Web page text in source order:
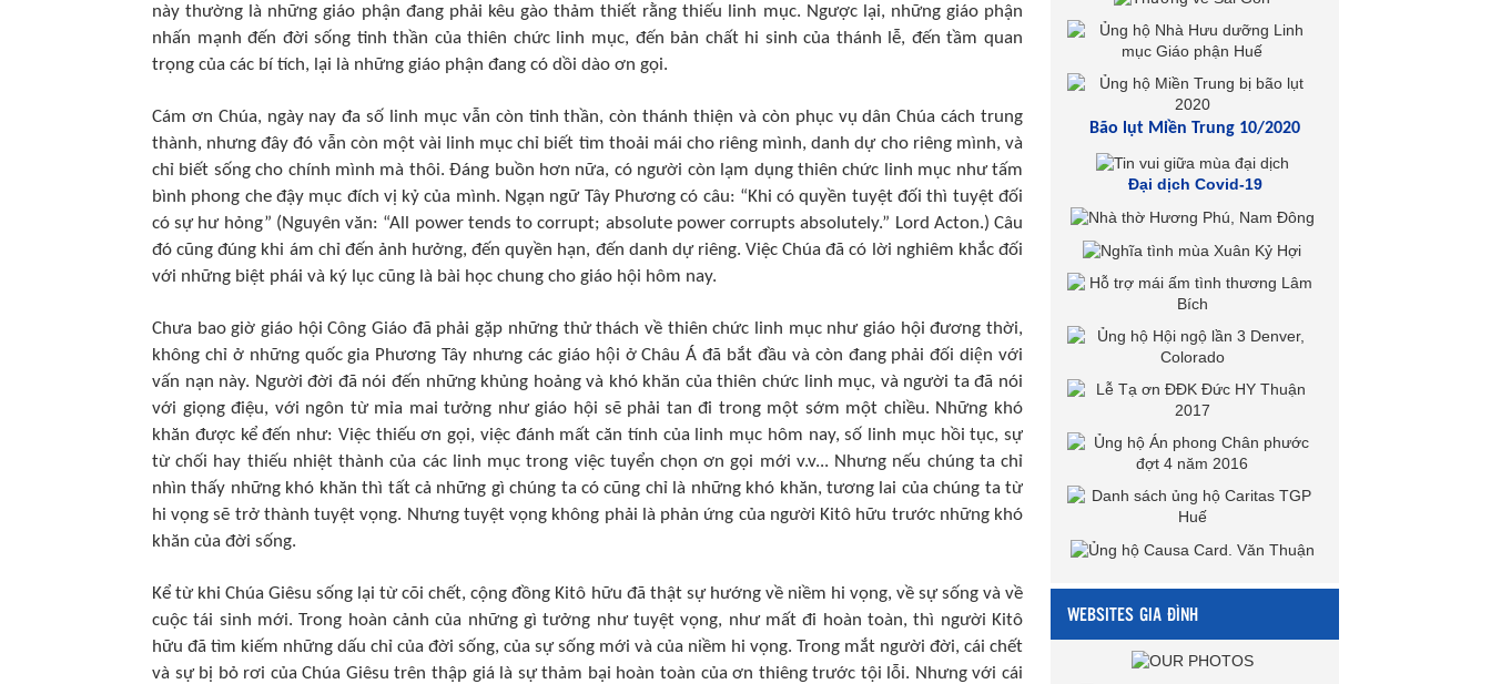
này thường là những giáo phận đang phải kêu gào thảm thiết rằng thiếu linh mục. Ngược lại, những giáo phận
nhấn mạnh đến đời sống tinh thần của thiên chức linh mục, đến bản chất hi sinh của thánh lễ, đến tầm quan
trọng của các bí tích, lại là những giáo phận đang có dồi dào ơn gọi.
Cám ơn Chúa, ngày nay đa số linh mục vẫn còn tinh thần, còn thánh thiện và còn phục vụ dân Chúa cách trung
thành, nhưng đây đó vẫn còn một vài linh mục chỉ biết tìm thoải mái cho riêng mình, danh dự cho riêng mình, và
chỉ biết sống cho chính mình mà thôi. Ðáng buồn hơn nữa, có người còn lạm dụng thiên chức linh mục như tấm
bình phong che đậy mục đích vị kỷ của mình. Ngạn ngữ Tây Phương có câu: “Khi có quyền tuyệt đối thì tuyệt đối
có sự hư hỏng” (Nguyên văn: “All power tends to corrupt; absolute power corrupts absolutely.” Lord Acton.) Câu
đó cũng đúng khi ám chỉ đến ảnh hưởng, đến quyền hạn, đến danh dự riêng. Việc Chúa đã có lời nghiêm khắc đối
với những biệt phái và ký lục cũng là bài học chung cho giáo hội hôm nay.
Chưa bao giờ giáo hội Công Giáo đã phải gặp những thử thách về thiên chức linh mục như giáo hội đương thời,
không chỉ ở những quốc gia Phương Tây nhưng các giáo hội ở Châu Á đã bắt đầu và còn đang phải đối diện với
vấn nạn này. Người đời đã nói đến những khủng hoảng và khó khăn của thiên chức linh mục, và người ta đã nói
với giọng điệu, với ngôn từ mỉa mai tưởng như giáo hội sẽ phải tan đi trong một sớm một chiều. Những khó
khăn được kể đến như: Việc thiếu ơn gọi, việc đánh mất căn tính của linh mục hôm nay, số linh mục hồi tục, sự
từ chối hay thiếu nhiệt thành của các linh mục trong việc tuyển chọn ơn gọi mới v.v... Nhưng nếu chúng ta chỉ
nhìn thấy những khó khăn thì tất cả những gì chúng ta có cũng chỉ là những khó khăn, tương lai của chúng ta từ
hi vọng sẽ trở thành tuyệt vọng. Nhưng tuyệt vọng không phải là phản ứng của người Kitô hữu trước những khó
khăn của đời sống.
Kể từ khi Chúa Giêsu sống lại từ cõi chết, cộng đồng Kitô hữu đã thật sự hướng về niềm hi vọng, về sự sống và về
cuộc tái sinh mới. Trong hoàn cảnh của những gì tưởng như tuyệt vọng, như mất đi hoàn toàn, thì người Kitô
hữu đã tìm kiếm những dấu chỉ của đời sống, của sự sống mới và của niềm hi vọng. Trong mắt người đời, cái chết
và sự bị bỏ rơi của Chúa Giêsu trên thập giá là sự thảm bại hoàn toàn của ơn thiêng trước tội lỗi. Nhưng với cái
Bão lụt Miền Trung 10/2020
Đại dịch Covid-19
WEBSITES GIA ĐÌNH